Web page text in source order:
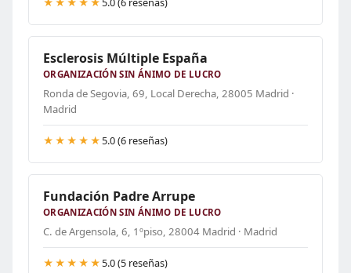
Esclerosis Múltiple España
ORGANIZACIÓN SIN ÁNIMO DE LUCRO
Ronda de Segovia, 69, Local Derecha, 28005 Madrid ·
Madrid
★★★★★ 5.0 (6 reseñas)
Fundación Padre Arrupe
ORGANIZACIÓN SIN ÁNIMO DE LUCRO
C. de Argensola, 6, 1ºpiso, 28004 Madrid · Madrid
★★★★★ 5.0 (5 reseñas)